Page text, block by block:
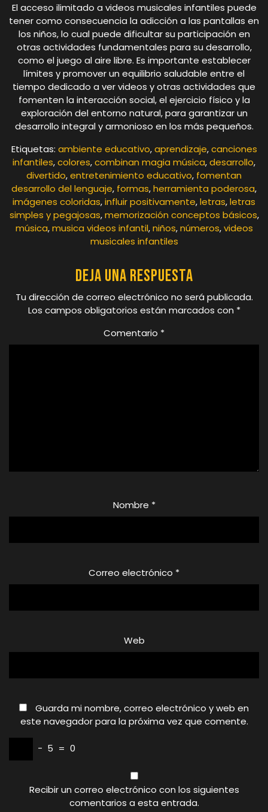
El acceso ilimitado a videos musicales infantiles puede
tener como consecuencia la adicción a las pantallas en
los niños, lo cual puede dificultar su participación en
otras actividades fundamentales para su desarrollo,
como el juego al aire libre. Es importante establecer
límites y promover un equilibrio saludable entre el
tiempo dedicado a ver videos y otras actividades que
fomenten la interacción social, el ejercicio físico y la
exploración del entorno natural, para garantizar un
desarrollo integral y armonioso en los más pequeños.
Etiquetas: ambiente educativo,aprendizaje,canciones
infantiles,colores,combinan magia música,desarrollo,
divertido,entretenimiento educativo, fomentan
desarrollo del lenguaje, formas,herramienta poderosa,
imágenes coloridas,influir positivamente,letras,letras
simples y pegajosas,memorización conceptos básicos,
música,musica videos infantil,niños,números,videos
musicales infantiles
Deja una respuesta
Tu dirección de correo electrónico no será publicada.
Los campos obligatorios están marcados con *
Comentario *
Nombre *
Correo electrónico *
Web
Guarda mi nombre, correo electrónico y web en
este navegador para la próxima vez que comente.
− 5 = 0
Recibir un correo electrónico con los siguientes
comentarios a esta entrada.